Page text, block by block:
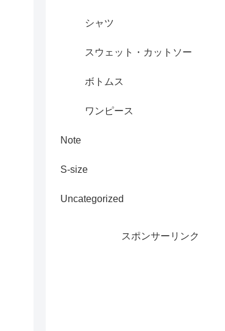
シャツ
スウェット・カットソー
ボトムス
ワンピース
Note
S-size
Uncategorized
スポンサーリンク